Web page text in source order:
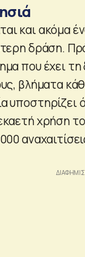
και ακόμα
δράση.
που έχει
βλήματα
χρήση